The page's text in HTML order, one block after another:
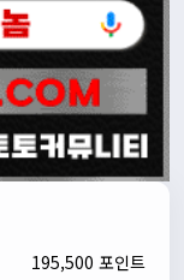
195,500 포인트